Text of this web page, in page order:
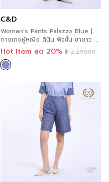
C&D
Woman’s Pants Palazzo Blue |
กางเกงผู้หญิง ลินิน ฟัวชั่น ขายาว สี
ฟ้า C9ZGDB
Hot Item ลด 20% ฿2,290.00